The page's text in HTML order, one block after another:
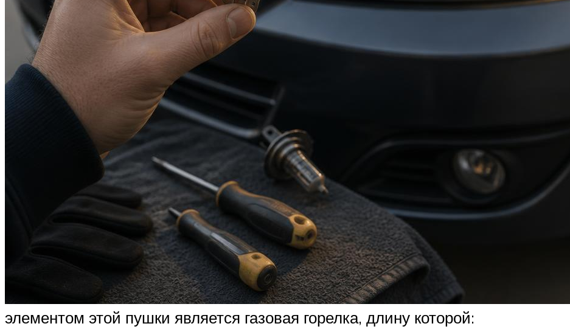
элементом этой пушки является газовая горелка, длину которой: